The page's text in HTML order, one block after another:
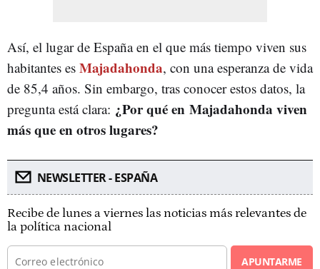
Así, el lugar de España en el que más tiempo viven sus
habitantes es Majadahonda, con una esperanza de vida
de 85,4 años. Sin embargo, tras conocer estos datos, la
pregunta está clara: ¿Por qué en Majadahonda viven
más que en otros lugares?
NEWSLETTER - ESPAÑA
Recibe de lunes a viernes las noticias más relevantes de
la política nacional
APUNTARME